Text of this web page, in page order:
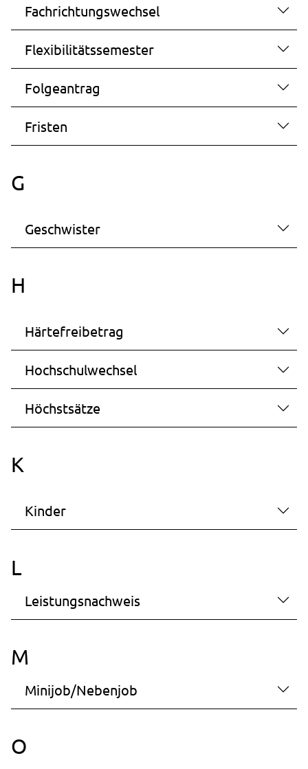
Fachrichtungswechsel
Flexibilitätssemester
Folgeantrag
Fristen
G
Geschwister
H
Härtefreibetrag
Hochschulwechsel
Höchstsätze
K
Kinder
L
Leistungsnachweis
M
Minijob/Nebenjob
O